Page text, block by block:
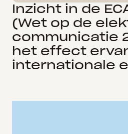
Inzicht in de
(Wet op de
communicatie
het effect
internationale